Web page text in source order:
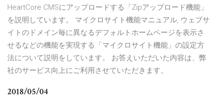
HeartCore CMSにアップロードする「Zipアップロード機能」
を説明しています。 マイクロサイト機能マニュアル, ウェブサ
イトのドメイン毎に異なるデフォルトホームページを表示さ
せるなどの機能を実現する「マイクロサイト機能」の設定方
法について説明をしています。 お答えいただいた内容は、弊
社のサービス向上にご利用させていただきます。
2018/05/04